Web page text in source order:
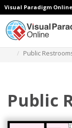
Visual Paradigm Online
Public
Public